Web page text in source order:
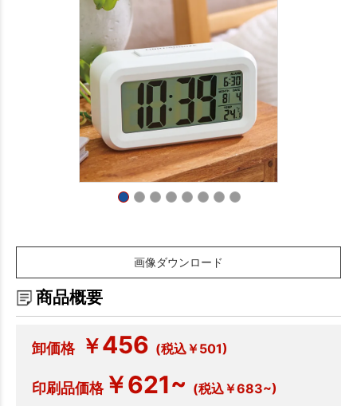
画像ダウンロード
商品概要
卸価格 ￥456 (税込￥501)
印刷品価格￥621~ (税込￥683~)